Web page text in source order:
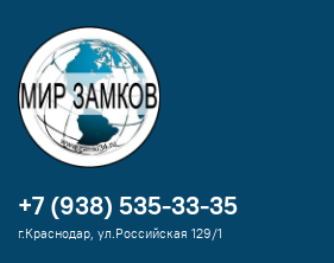
+7 (938) 535-33-35
г.Краснодар, ул.Российская 129/1